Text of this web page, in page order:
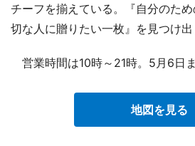
チーフを揃えている。『自分のた
切な人に贈りたい一枚』を見つけ出
営業時間は10時～21時。5月6日ま
地図を見る